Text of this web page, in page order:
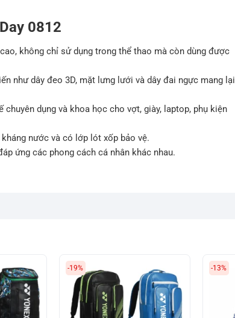
0812
không chỉ sử dụng trong thể thao mà còn dùng được
như dây đeo 3D, mặt lưng lưới và dây đai ngực mang lại
dụng và khoa học cho vợt, giày, laptop, phụ kiện
nước và có lớp lót xốp bảo vệ.
ứng các phong cách cá nhân khác nhau.
-19% -13%